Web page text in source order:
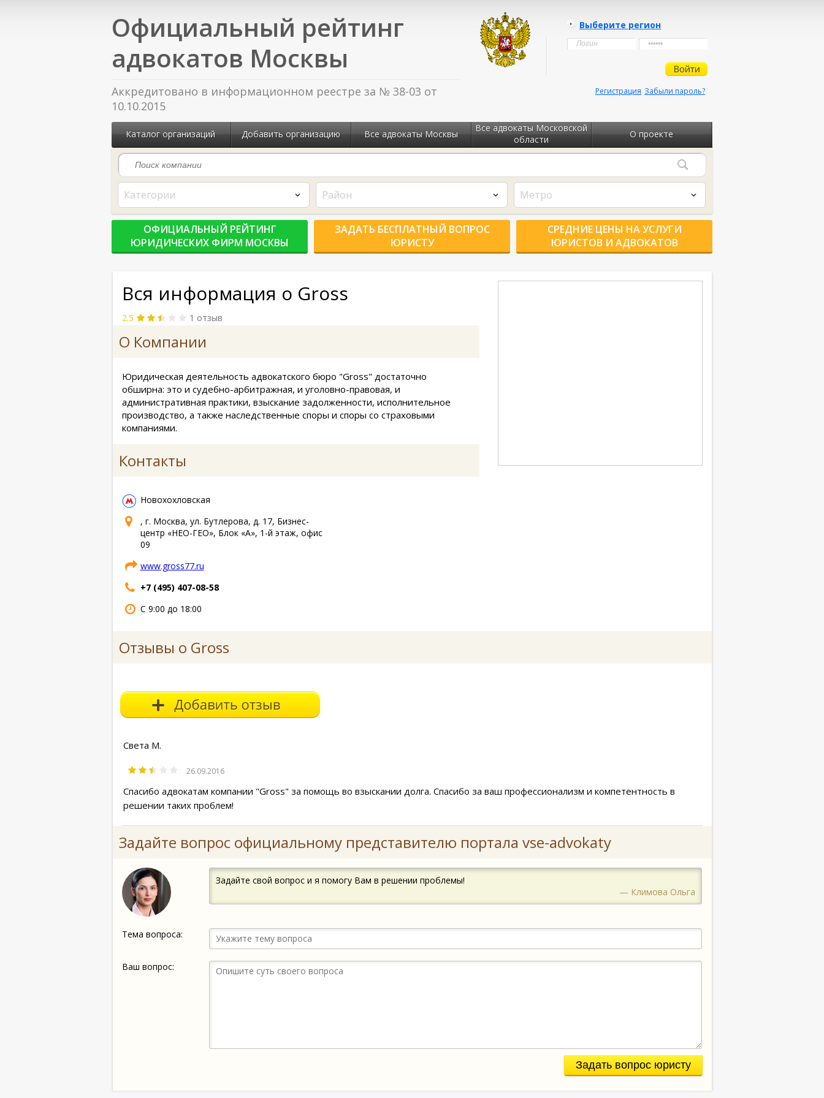
Официальный рейтинг
адвокатов Москвы
Аккредитовано в информационном реестре за № 38-03 от
10.10.2015
Выберите регион
Забыли пароль?
Регистрация
Каталог организаций Добавить организацию Все адвокаты Москвы
Все адвокаты Московской
области
О проекте
Категории Район Метро
ОФИЦИАЛЬНЫЙ РЕЙТИНГ
ЮРИДИЧЕСКИХ ФИРМ МОСКВЫ
ЗАДАТЬ БЕСПЛАТНЫЙ ВОПРОС
ЮРИСТУ
СРЕДНИЕ ЦЕНЫ НА УСЛУГИ
ЮРИСТОВ И АДВОКАТОВ
Вся информация о Gross
2.5 1 отзыв
О Компании
Юридическая деятельность адвокатского бюро "Gross" достаточно
обширна: это и судебно-арбитражная, и уголовно-правовая, и
административная практики, взыскание задолженности, исполнительное
производство, а также наследственные споры и споры со страховыми
компаниями.
Контакты
Новохохловская
, г. Москва, ул. Бутлерова, д. 17, Бизнес-
центр «НЕО-ГЕО», Блок «А», 1-й этаж, офис
09
www.gross77.ru
+7 (495) 407-08-58
С 9:00 до 18:00
Отзывы о Gross
Света М.
26.09.2016
Спасибо адвокатам компании "Gross" за помощь во взыскании долга. Спасибо за ваш профессионализм и компетентность в
решении таких проблем!
Задайте вопрос официальному представителю портала vse-advokaty
Задайте свой вопрос и я помогу Вам в решении проблемы!
— Климова Ольга
Тема вопроса:
Ваш вопрос:
Задать вопрос юристу